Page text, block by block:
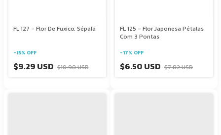
FL 127 - Flor De Fuxico, Sépala
-15% OFF
$9.29 USD $10.98 USD
FL 125 - Flor Japonesa Pétalas
Com 3 Pontas
-17% OFF
$6.50 USD $7.82 USD